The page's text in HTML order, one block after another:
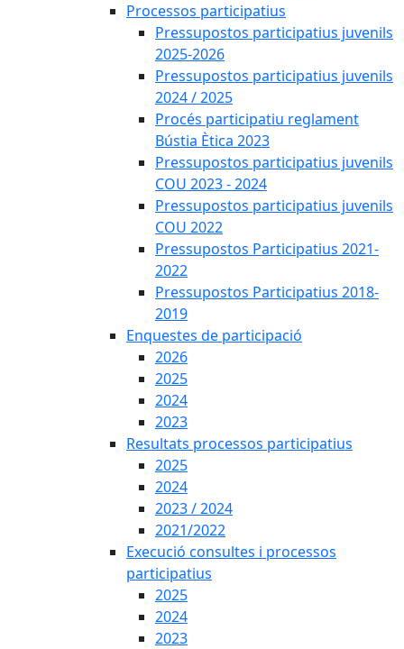
Processos participatius
Pressupostos participatius juvenils
2025-2026
Pressupostos participatius juvenils
2024 / 2025
Procés participatiu reglament
Bústia Ètica 2023
Pressupostos participatius juvenils
COU 2023 - 2024
Pressupostos participatius juvenils
COU 2022
Pressupostos Participatius 2021-
2022
Pressupostos Participatius 2018-
2019
Enquestes de participació
2026
2025
2024
2023
Resultats processos participatius
2025
2024
2023 / 2024
2021/2022
Execució consultes i processos
participatius
2025
2024
2023